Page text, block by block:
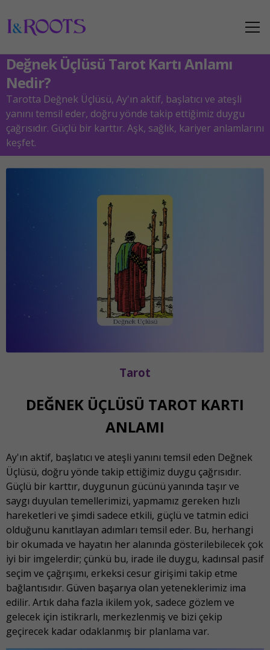
Değnek Üçlüsü Tarot Kartı Anlamı
Nedir?
Tarotta Değnek Üçlüsü, Ay'ın aktif, başlatıcı ve ateşli
yanını temsil eder, doğru yönde takip ettiğimiz duygu
çağrısıdır. Güçlü bir karttır. Aşk, sağlık, kariyer anlamlarını
keşfet.
Tarot
DEĞNEK ÜÇLÜSÜ TAROT KARTI
ANLAMI
Ay'ın aktif, başlatıcı ve ateşli yanını temsil eden Değnek
Üçlüsü, doğru yönde takip ettiğimiz duygu çağrısıdır.
Güçlü bir karttır, duygunun gücünü yanında taşır ve
saygı duyulan temellerimizi, yapmamız gereken hızlı
hareketleri ve şimdi sadece etkili, güçlü ve tatmin edici
olduğunu kanıtlayan adımları temsil eder. Bu, herhangi
bir okumada ve hayatın her alanında gösterilebilecek çok
iyi bir imgelerdir; çünkü bu, irade ile duygu, kadınsal pasif
seçim ve çağrışımı, erkeksi cesur girişimi takip etme
bağlantısıdır. Güven başarıya olan yeteneklerimiz ima
edilir. Artık daha fazla ikilem yok, sadece gözlem ve
gelecek için istikrarlı, merkezlenmiş ve bizi çekip
geçirecek kadar odaklanmış bir planlama var.